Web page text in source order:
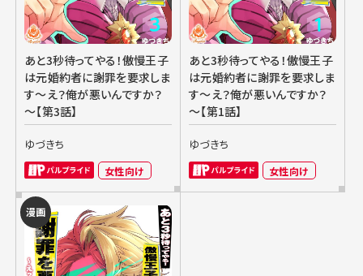
あと3秒待ってやる！傲慢王子
は元婚約者に謝罪を要求しま
す～え？俺が悪いんですか？
～【第3話】
ゆづきち
女性向け
あと3秒待ってやる！傲慢王子
は元婚約者に謝罪を要求しま
す～え？俺が悪いんですか？
～【第1話】
ゆづきち
女性向け
漫画